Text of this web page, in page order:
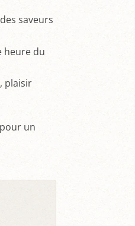
saveurs
heure du
plaisir
un